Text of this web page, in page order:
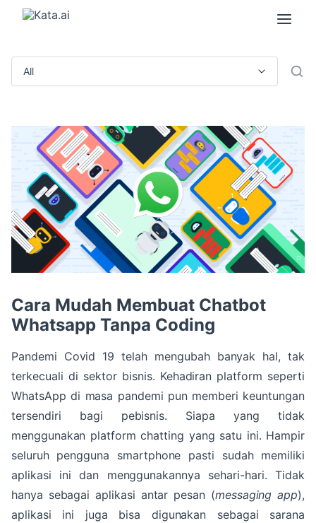
Cara Mudah Membuat Chatbot
Whatsapp Tanpa Coding
Pandemi Covid 19 telah mengubah banyak hal, tak
terkecuali di sektor bisnis. Kehadiran platform seperti
WhatsApp di masa pandemi pun memberi keuntungan
tersendiri bagi pebisnis. Siapa yang tidak
menggunakan platform chatting yang satu ini. Hampir
seluruh pengguna smartphone pasti sudah memiliki
aplikasi ini dan menggunakannya sehari-hari. Tidak
hanya sebagai aplikasi antar pesan (messaging app),
aplikasi ini juga bisa digunakan sebagai sarana